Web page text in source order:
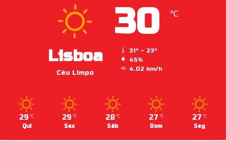
Lisboa
Céu Limpo
30 ℃
31º - 23º
45%
4.02 km/h
29 ℃
Qui
29 ℃
Sex
28 ℃
Sáb
27 ℃
Dom
27 ℃
Seg